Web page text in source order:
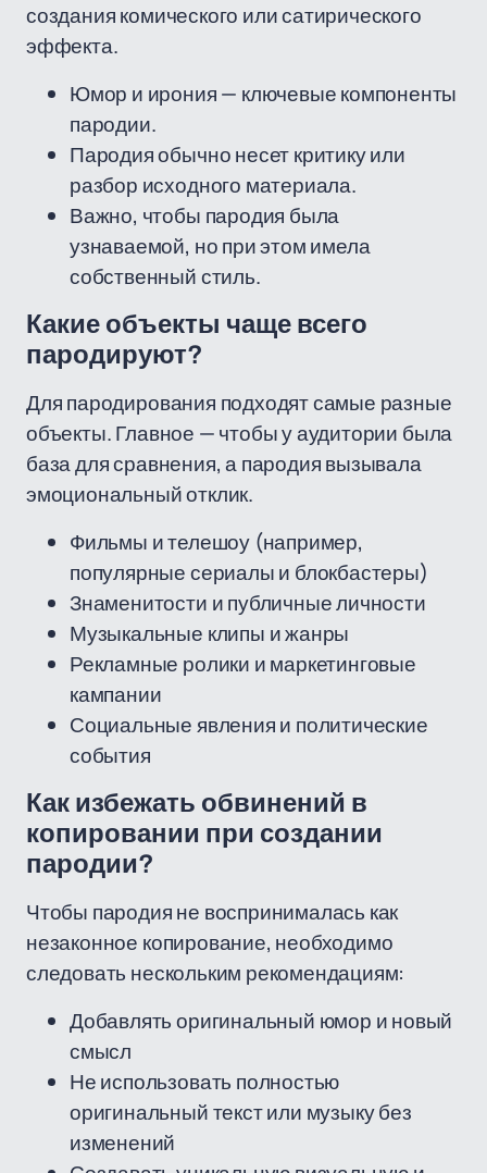
создания комического или сатирического
эффекта.
Юмор и ирония — ключевые компоненты
пародии.
Пародия обычно несет критику или
разбор исходного материала.
Важно, чтобы пародия была
узнаваемой, но при этом имела
собственный стиль.
Какие объекты чаще всего
пародируют?
Для пародирования подходят самые разные
объекты. Главное — чтобы у аудитории была
база для сравнения, а пародия вызывала
эмоциональный отклик.
Фильмы и телешоу (например,
популярные сериалы и блокбастеры)
Знаменитости и публичные личности
Музыкальные клипы и жанры
Рекламные ролики и маркетинговые
кампании
Социальные явления и политические
события
Как избежать обвинений в
копировании при создании
пародии?
Чтобы пародия не воспринималась как
незаконное копирование, необходимо
следовать нескольким рекомендациям:
Добавлять оригинальный юмор и новый
смысл
Не использовать полностью
оригинальный текст или музыку без
изменений